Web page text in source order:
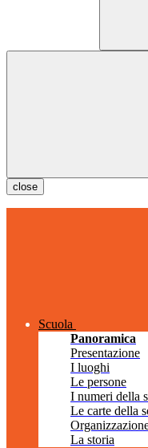
close
Scuola
Panoramica
Presentazione
I luoghi
Le persone
I numeri della
Le carte della
La storia